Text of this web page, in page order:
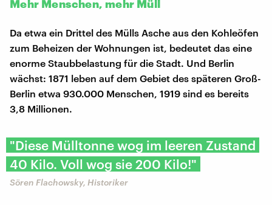
Mehr Menschen, mehr Müll
Da etwa ein Drittel des Mülls Asche aus den Kohleöfen
zum Beheizen der Wohnungen ist, bedeutet das eine
enorme Staubbelastung für die Stadt. Und Berlin
wächst: 1871 leben auf dem Gebiet des späteren Groß-
Berlin etwa 930.000 Menschen, 1919 sind es bereits
3,8 Millionen.
"Diese Mülltonne wog im leeren Zustand
40 Kilo. Voll wog sie 200 Kilo!"
Sören Flachowsky, Historiker